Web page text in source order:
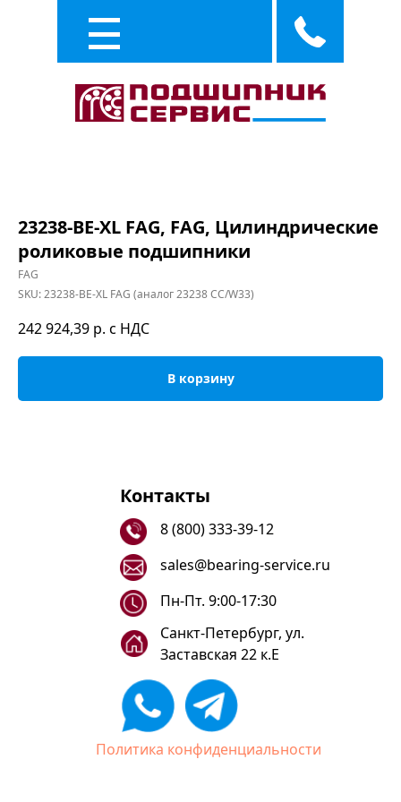
23238-BE-XL FAG, FAG, Цилиндрические
роликовые подшипники
FAG
SKU:23238-BE-XL FAG (аналог 23238 CC/W33)
242 924,39 р. с НДС
В корзину
Контакты
8 (800) 333-39-12
sales@bearing-service.ru
Санкт-Петербург, ул.
Заставская 22 к.Е
Пн-Пт. 9:00-17:30
Политика конфиденциальности